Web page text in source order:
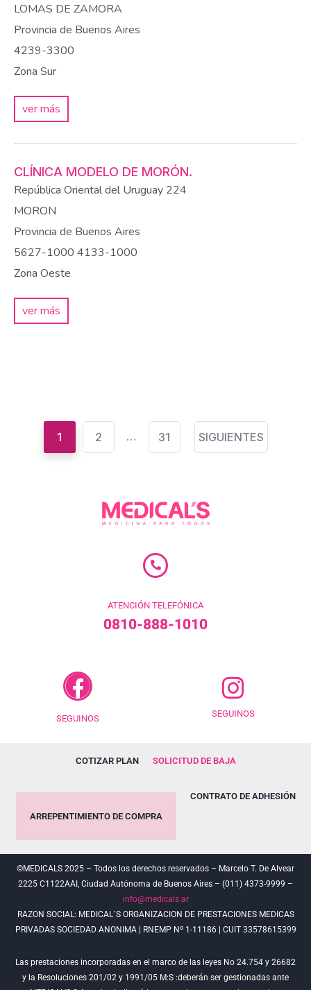
LOMAS DE ZAMORA
Provincia de Buenos Aires
4239-3300
Zona Sur
ver más
CLÍNICA MODELO DE MORÓN.
República Oriental del Uruguay 224
MORON
Provincia de Buenos Aires
5627-1000 4133-1000
Zona Oeste
ver más
1 2 … 31 SIGUIENTES
ATENCIÓN TELEFÓNICA
0810-888-1010
SEGUINOS SEGUINOS
COTIZAR PLAN SOLICITUD DE BAJA
ARREPENTIMIENTO DE COMPRA
CONTRATO DE ADHESIÓN
©MEDICALS 2025 – Todos los derechos reservados – Marcelo T. De Alvear
2225 C1122AAI, Ciudad Autónoma de Buenos Aires – (011) 4373-9999 –
info@medicals.ar
RAZON SOCIAL: MEDICAL´S ORGANIZACION DE PRESTACIONES MEDICAS
PRIVADAS SOCIEDAD ANONIMA | RNEMP Nº 1-11186 | CUIT 33578615399
Las prestaciones incorporadas en el marco de las leyes No 24.754 y 26682
y la Resoluciones 201/02 y 1991/05 M:S :deberán ser gestionadas ante